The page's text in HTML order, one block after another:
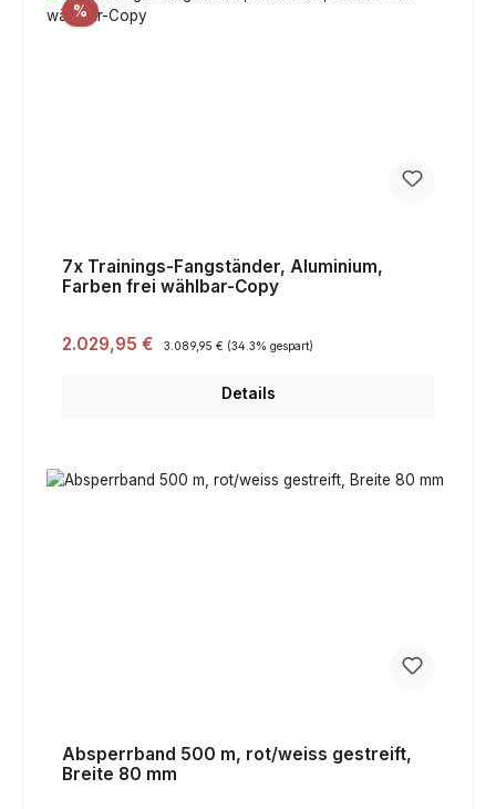
%Rabatt
7x Trainings-Fangständer, Aluminium,
Farben frei wählbar-Copy
Verkaufspreis:
2.029,95 € Regulärer Preis:
3.089,95 € (34.3% gespart)
Details
Absperrband 500 m, rot/weiss gestreift,
Breite 80 mm